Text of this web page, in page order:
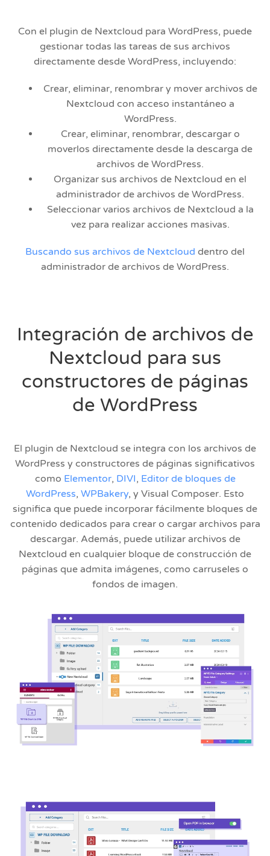
Con el plugin de Nextcloud para WordPress, puede
gestionar todas las tareas de sus archivos
directamente desde WordPress, incluyendo:
Crear, eliminar, renombrar y mover archivos de
Nextcloud con acceso instantáneo a
WordPress.
Crear, eliminar, renombrar, descargar o
moverlos directamente desde la descarga de
archivos de WordPress.
Organizar sus archivos de Nextcloud en el
administrador de archivos de WordPress.
Seleccionar varios archivos de Nextcloud a la
vez para realizar acciones masivas.
Buscando sus archivos de Nextcloud dentro del
administrador de archivos de WordPress.
Integración de archivos de
Nextcloud para sus
constructores de páginas
de WordPress
El plugin de Nextcloud se integra con los archivos de
WordPress y constructores de páginas significativos
como Elementor, DIVI, Editor de bloques de
WordPress, WPBakery, y Visual Composer. Esto
significa que puede incorporar fácilmente bloques de
contenido dedicados para crear o cargar archivos para
descargar. Además, puede utilizar archivos de
Nextcloud en cualquier bloque de construcción de
páginas que admita imágenes, como carruseles o
fondos de imagen.